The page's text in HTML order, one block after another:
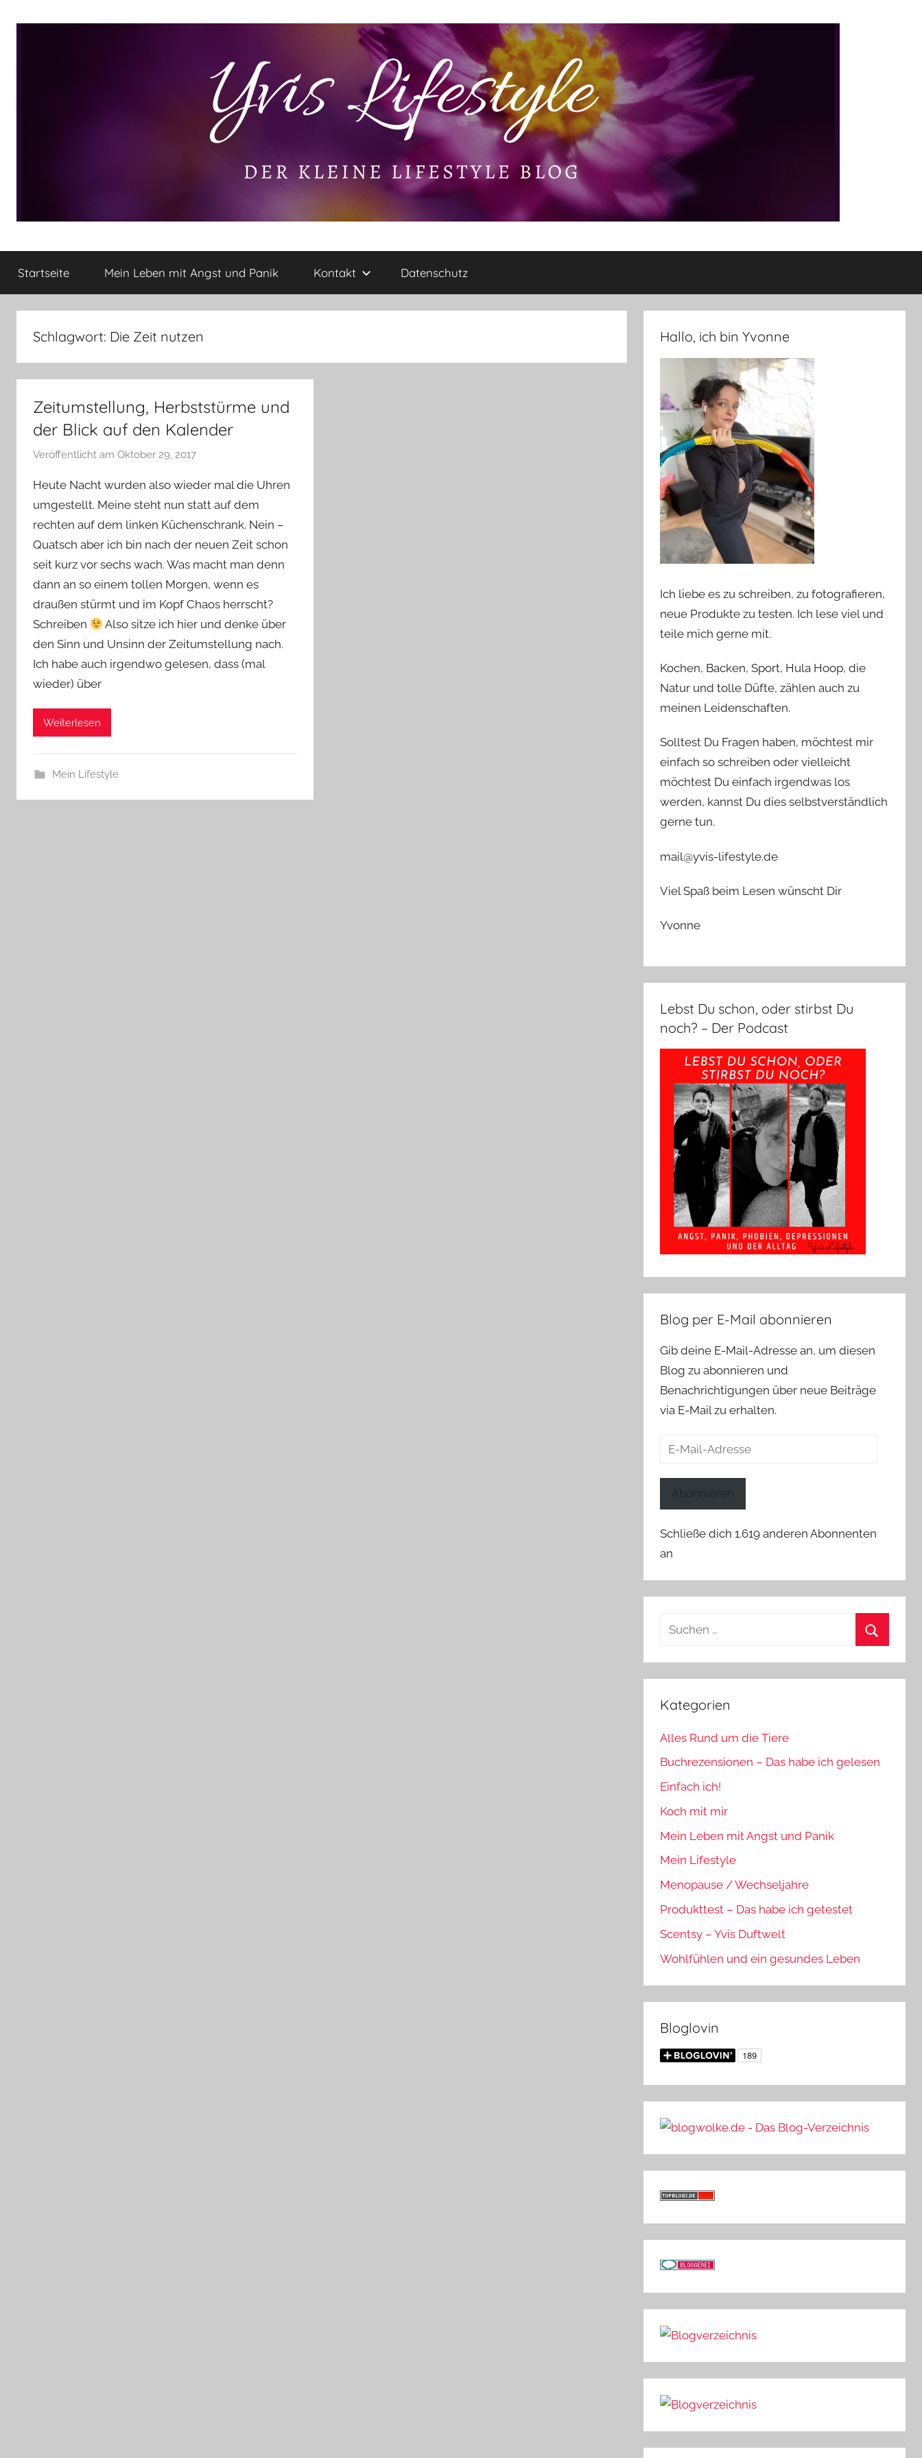
Yvis
Lifestyle
kleine
Lifestyle
Rezensionen,
Produkttests
und
mehr
Startseite Mein Leben mit Angst und Panik Kontakt Datenschutz
Schlagwort: Die Zeit nutzen
Zeitumstellung, Herbststürme und
der Blick auf den Kalender
Veröffentlicht am Oktober 29, 2017
n
Y
v
o
n
n
e
Heute Nacht wurden also wieder mal die Uhren
umgestellt. Meine steht nun statt auf dem
rechten auf dem linken Küchenschrank. Nein –
Quatsch aber ich bin nach der neuen Zeit schon
seit kurz vor sechs wach. Was macht man denn
dann an so einem tollen Morgen, wenn es
draußen stürmt und im Kopf Chaos herrscht?
Schreiben
Also sitze ich hier und denke über
den Sinn und Unsinn der Zeitumstellung nach.
Ich habe auch irgendwo gelesen, dass (mal
wieder) über
Weiterlesen
Mein Lifestyle
Hallo, ich bin Yvonne
Ich liebe es zu schreiben, zu fotografieren,
neue Produkte zu testen. Ich lese viel und
teile mich gerne mit.
Kochen, Backen, Sport, Hula Hoop, die
Natur und tolle Düfte, zählen auch zu
meinen Leidenschaften.
Solltest Du Fragen haben, möchtest mir
einfach so schreiben oder vielleicht
möchtest Du einfach irgendwas los
werden, kannst Du dies selbstverständlich
gerne tun.
mail@yvis-lifestyle.de
Viel Spaß beim Lesen wünscht Dir
Yvonne
Lebst Du schon, oder stirbst Du
noch? – Der Podcast
Blog per E-Mail abonnieren
Gib deine E-Mail-Adresse an, um diesen
Blog zu abonnieren und
Benachrichtigungen über neue Beiträge
via E-Mail zu erhalten.
E-
Abonnieren
Schließe dich 1.619 anderen Abonnenten
an
Suchen
Kategorien
Alles Rund um die Tiere
Buchrezensionen – Das habe ich gelesen
Einfach ich!
Koch mit mir
Mein Leben mit Angst und Panik
Mein Lifestyle
Menopause / Wechseljahre
Produkttest – Das habe ich getestet
Scentsy – Yvis Duftwelt
Wohlfühlen und ein gesundes Leben
Bloglovin